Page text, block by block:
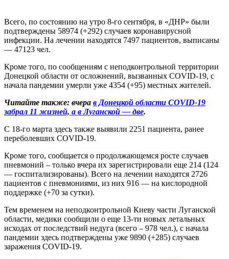
Всего, по состоянию на утро 8-го сентября, в «ДНР» были
подтверждены 58974 (+292) случаев коронавирусной
инфекции. На лечении находятся 7497 пациентов, выписаны
— 47123 чел.
Кроме того, по сообщениям с неподконтрольной территории
Донецкой области от осложнений, вызванных COVID-19, с
начала пандемии умерли уже 4354 (+95) местных жителей.
Читайте также: вчера в Донецкой области COVID-19
забрал 11 жизней, а в Луганской — две.
С 18-го марта здесь также выявили 2251 пациента, ранее
переболевших COVID-19.
Кроме того, сообщается о продолжающемся росте случаев
пневмоний – только вчера их зарегистрировали еще 214 (124
— госпитализированы). Всего на лечении находятся 2726
пациентов с пневмониями, из них 916 — на кислородной
поддержке (+70 за сутки).
Тем временем на неподконтрольной Киеву части Луганской
области, медики сообщили о еще 13-ти новых летальных
исходах от последствий недуга (всего – 978 чел.), с начала
пандемии здесь подтверждены уже 9890 (+285) случаев
заражения COVID-19.